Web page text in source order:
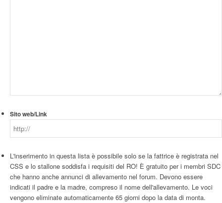
Sito web/Link
L'inserimento in questa lista è possibile solo se la fattrice è registrata nel
CSS e lo stallone soddisfa i requisiti del RO! È gratuito per i membri SDC
che hanno anche annunci di allevamento nel forum. Devono essere
indicati il padre e la madre, compreso il nome dell'allevamento. Le voci
vengono eliminate automaticamente 65 giorni dopo la data di monta.